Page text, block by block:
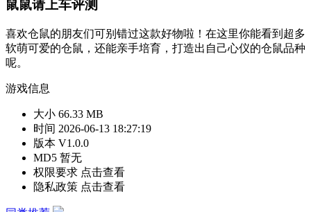
鼠鼠请上车评测
喜欢仓鼠的朋友们可别错过这款好物啦！在这里你能看到超多
软萌可爱的仓鼠，还能亲手培育，打造出自己心仪的仓鼠品种
呢。
游戏信息
大小 66.33 MB
时间 2026-06-13 18:27:19
版本 V1.0.0
MD5 暂无
权限要求 点击查看
隐私政策 点击查看